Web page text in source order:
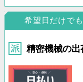
希望日だけで
精密機械の出